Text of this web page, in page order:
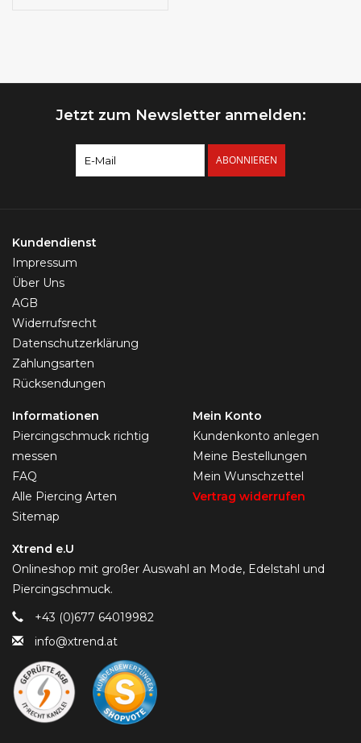
Jetzt zum Newsletter anmelden:
ABONNIEREN
Kundendienst
Impressum
Über Uns
AGB
Widerrufsrecht
Datenschutzerklärung
Zahlungsarten
Rücksendungen
Informationen
Piercingschmuck richtig
messen
FAQ
Alle Piercing Arten
Sitemap
Mein Konto
Kundenkonto anlegen
Meine Bestellungen
Mein Wunschzettel
Vertrag widerrufen
Xtrend e.U
Onlineshop mit großer Auswahl an Mode, Edelstahl und
Piercingschmuck.
+43 (0)677 64019982
info@xtrend.at